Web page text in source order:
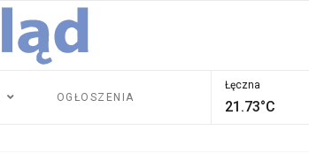
OGŁOSZENIA
Łęczna
21.73°C